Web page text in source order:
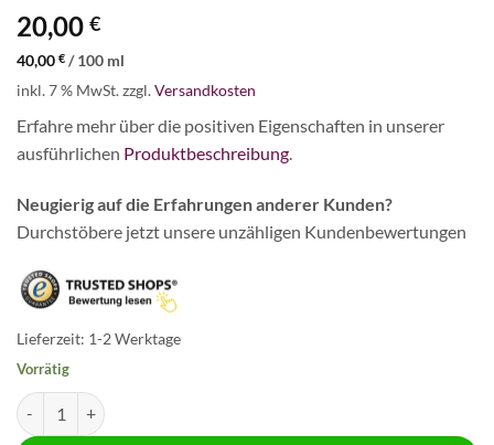
20,00 €
40,00 € /100 ml
inkl. 7 % MwSt.zzgl.Versandkosten
Erfahre mehr über die positiven Eigenschaften in unserer
ausführlichen Produktbeschreibung.
Neugierig auf die Erfahrungen anderer Kunden?
Durchstöbere jetzt unsere unzähligen Kundenbewertungen
Lieferzeit: 1-2 Werktage
Vorrätig
Melatonin Tropfen Menge